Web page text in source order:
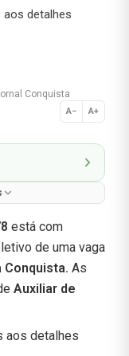
detalhes
Conquista
A− A+
Normal
está com
de uma vaga
Conquista. As
Auxiliar de
aos detalhes